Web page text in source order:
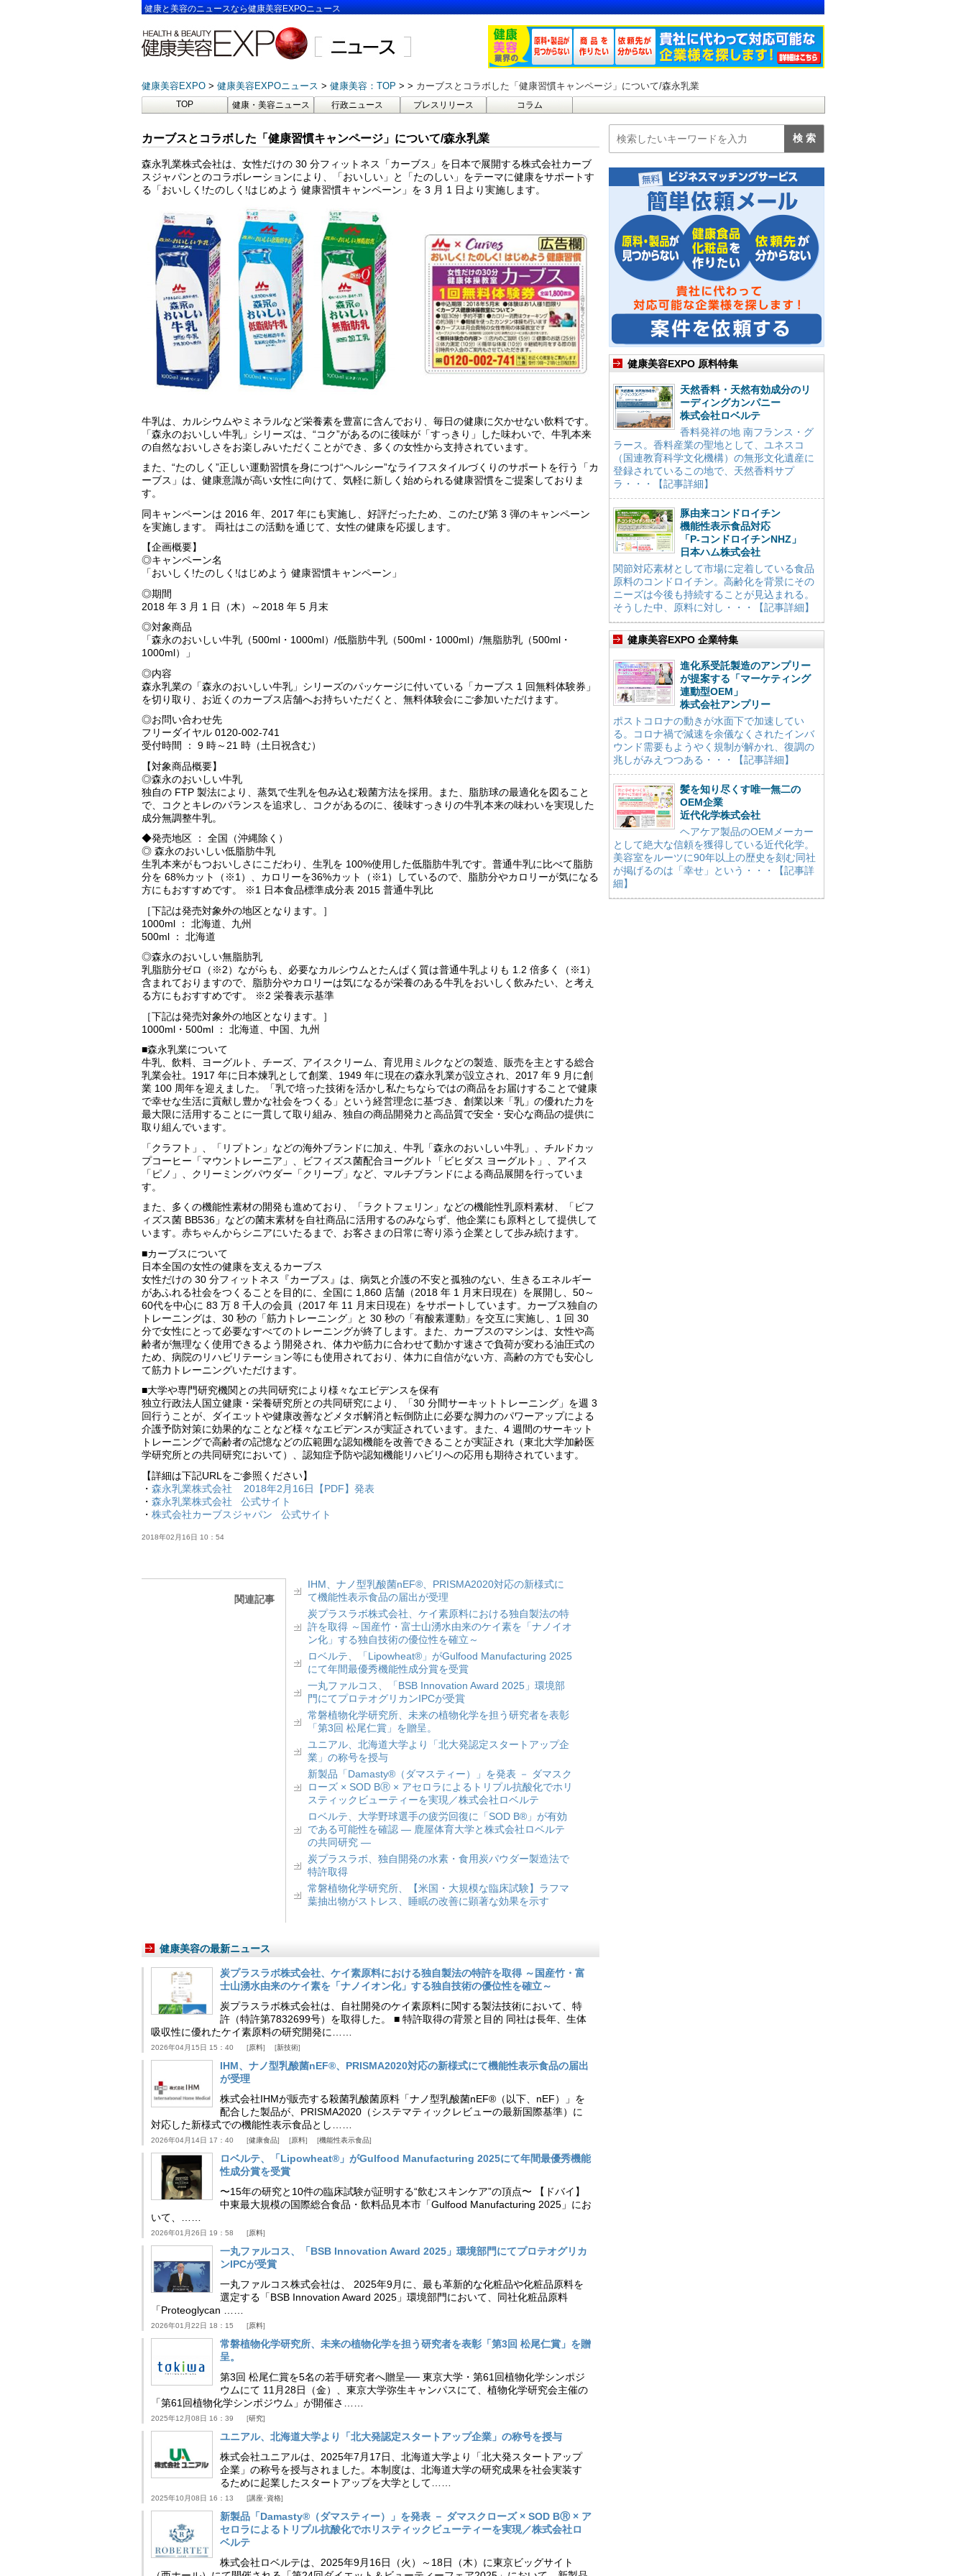
健康と美容のニュースなら健康美容EXPOニュース
健康美容EXPO 健康美容EXPOニュース 健康美容：TOP カーブスとコラボした「健康習慣キャンページ」について/森永乳業
TOP 健康・美容ニュース 行政ニュース プレスリリース コラム
カーブスとコラボした「健康習慣キャンページ」について/森永乳業
森永乳業株式会社は、女性だけの 30 分フィットネス「カーブス」を日本で展開する株式会社カーブ
スジャパンとのコラボレーションにより、「おいしい」と「たのしい」をテーマに健康をサポートす
る「おいしく!たのしく!はじめよう 健康習慣キャンペーン」を 3 月 1 日より実施します。
牛乳は、カルシウムやミネラルなど栄養素を豊富に含んでおり、毎日の健康に欠かせない飲料です。
「森永のおいしい牛乳」シリーズは、“コク”があるのに後味が「すっきり」した味わいで、牛乳本来
の自然なおいしさをお楽しみいただくことができ、多くの女性から支持されています。
また、“たのしく”正しい運動習慣を身につけ“ヘルシー”なライフスタイルづくりのサポートを行う「カ
ーブス」は、健康意識が高い女性に向けて、気軽に新しく始められる健康習慣をご提案しておりま
す。
同キャンペーンは 2016 年、2017 年にも実施し、好評だったため、このたび第 3 弾のキャンペーン
を実施します。 両社はこの活動を通じて、女性の健康を応援します。
【企画概要】
◎キャンペーン名
「おいしく!たのしく!はじめよう 健康習慣キャンペーン」
◎期間
2018 年 3 月 1 日（木）～2018 年 5 月末
◎対象商品
「森永のおいしい牛乳（500ml・1000ml）/低脂肪牛乳（500ml・1000ml）/無脂肪乳（500ml・
1000ml）」
◎内容
森永乳業の「森永のおいしい牛乳」シリーズのパッケージに付いている「カーブス 1 回無料体験券」
を切り取り、お近くのカーブス店舗へお持ちいただくと、無料体験会にご参加いただけます。
◎お問い合わせ先
フリーダイヤル 0120-002-741
受付時間 ： 9 時～21 時（土日祝含む）
【対象商品概要】
◎森永のおいしい牛乳
独自の FTP 製法により、蒸気で生乳を包み込む殺菌方法を採用。また、脂肪球の最適化を図ること
で、コクとキレのバランスを追求し、コクがあるのに、後味すっきりの牛乳本来の味わいを実現した
成分無調整牛乳。
◆発売地区 ： 全国（沖縄除く）
◎ 森永のおいしい低脂肪牛乳
生乳本来がもつおいしさにこだわり、生乳を 100%使用した低脂肪牛乳です。普通牛乳に比べて脂肪
分を 68%カット（※1）、カロリーを36%カット（※1）しているので、脂肪分やカロリーが気になる
方にもおすすめです。 ※1 日本食品標準成分表 2015 普通牛乳比
［下記は発売対象外の地区となります。］
1000ml ： 北海道、九州
500ml ： 北海道
◎森永のおいしい無脂肪乳
乳脂肪分ゼロ（※2）ながらも、必要なカルシウムとたんぱく質は普通牛乳よりも 1.2 倍多く（※1）
含まれておりますので、脂肪分やカロリーは気になるが栄養のある牛乳をおいしく飲みたい、と考え
る方にもおすすめです。 ※2 栄養表示基準
［下記は発売対象外の地区となります。］
1000ml・500ml ： 北海道、中国、九州
■森永乳業について
牛乳、飲料、ヨーグルト、チーズ、アイスクリーム、育児用ミルクなどの製造、販売を主とする総合
乳業会社。1917 年に日本煉乳として創業、1949 年に現在の森永乳業が設立され、2017 年 9 月に創
業 100 周年を迎えました。「乳で培った技術を活かし私たちならではの商品をお届けすることで健康
で幸せな生活に貢献し豊かな社会をつくる」という経営理念に基づき、創業以来「乳」の優れた力を
最大限に活用することに一貫して取り組み、独自の商品開発力と高品質で安全・安心な商品の提供に
取り組んでいます。
「クラフト」、「リプトン」などの海外ブランドに加え、牛乳「森永のおいしい牛乳」、チルドカッ
プコーヒー「マウントレーニア」、ビフィズス菌配合ヨーグルト「ビヒダス ヨーグルト」、アイス
「ピノ」、クリーミングパウダー「クリープ」など、マルチブランドによる商品展開を行っていま
す。
また、多くの機能性素材の開発も進めており、「ラクトフェリン」などの機能性乳原料素材、「ビフ
ィズス菌 BB536」などの菌末素材を自社商品に活用するのみならず、他企業にも原料として提供して
います。赤ちゃんからシニアにいたるまで、お客さまの日常に寄り添う企業として歩み続けます。
■カーブスについて
日本全国の女性の健康を支えるカーブス
女性だけの 30 分フィットネス『カーブス』は、病気と介護の不安と孤独のない、生きるエネルギー
があふれる社会をつくることを目的に、全国に 1,860 店舗（2018 年 1 月末日現在）を展開し、50～
60代を中心に 83 万 8 千人の会員（2017 年 11 月末日現在）をサポートしています。カーブス独自の
トレーニングは、30 秒の「筋力トレーニング」と 30 秒の「有酸素運動」を交互に実施し、1 回 30
分で女性にとって必要なすべてのトレーニングが終了します。また、カーブスのマシンは、女性や高
齢者が無理なく使用できるよう開発され、体力や筋力に合わせて動かす速さで負荷が変わる油圧式の
ため、病院のリハビリテーション等にも使用されており、体力に自信がない方、高齢の方でも安心し
て筋力トレーニングいただけます。
■大学や専門研究機関との共同研究により様々なエビデンスを保有
独立行政法人国立健康・栄養研究所との共同研究により、「30 分間サーキットトレーニング」を週 3
回行うことが、ダイエットや健康改善などメタボ解消と転倒防止に必要な脚力のパワーアップによる
介護予防対策に効果的なことなど様々なエビデンスが実証されています。また、4 週間のサーキット
トレーニングで高齢者の記憶などの広範囲な認知機能を改善できることが実証され（東北大学加齢医
学研究所との共同研究において）、認知症予防や認知機能リハビリへの応用も期待されています。
【詳細は下記URLをご参照ください】
・ 森永乳業株式会社 2018年2月16日【PDF】発表
・ 森永乳業株式会社 公式サイト
・ 株式会社カーブスジャパン 公式サイト
2018年02月16日 10：54
関連記事
IHM、ナノ型乳酸菌nEF®、PRISMA2020対応の新様式に
て機能性表示食品の届出が受理
炭プラスラボ株式会社、ケイ素原料における独自製法の特
許を取得 ～国産竹・富士山湧水由来のケイ素を「ナノイオ
ン化」する独自技術の優位性を確立～
ロベルテ、「Lipowheat®」がGulfood Manufacturing 2025
にて年間最優秀機能性成分賞を受賞
一丸ファルコス、「BSB Innovation Award 2025」環境部
門にてプロテオグリカンIPCが受賞
常磐植物化学研究所、未来の植物化学を担う研究者を表彰
「第3回 松尾仁賞」を贈呈。
ユニアル、北海道大学より「北大発認定スタートアップ企
業」の称号を授与
新製品「Damasty®（ダマスティー）」を発表 － ダマスク
ローズ × SOD BⓇ × アセロラによるトリプル抗酸化でホリ
スティックビューティーを実現／株式会社ロベルテ
ロベルテ、大学野球選手の疲労回復に「SOD B®」が有効
である可能性を確認 ― 鹿屋体育大学と株式会社ロベルテ
の共同研究 ―
炭プラスラボ、独自開発の水素・食用炭パウダー製造法で
特許取得
常磐植物化学研究所、【米国・大規模な臨床試験】ラフマ
葉抽出物がストレス、睡眠の改善に顕著な効果を示す
健康美容の最新ニュース
炭プラスラボ株式会社、ケイ素原料における独自製法の特許を取得 ～国産竹・富
士山湧水由来のケイ素を「ナノイオン化」する独自技術の優位性を確立～
炭プラスラボ株式会社は、自社開発のケイ素原料に関する製法技術において、特
許（特許第7832699号）を取得した。 ■ 特許取得の背景と目的 同社は長年、生体
吸収性に優れたケイ素原料の研究開発に……
2026年04月15日 15：40 原料 新技術
IHM、ナノ型乳酸菌nEF®、PRISMA2020対応の新様式にて機能性表示食品の届出
が受理
株式会社IHMが販売する殺菌乳酸菌原料「ナノ型乳酸菌nEF®（以下、nEF）」を
配合した製品が、PRISMA2020（システマティックレビューの最新国際基準）に
対応した新様式での機能性表示食品とし……
2026年04月14日 17：40 健康食品 原料 機能性表示食品
ロベルテ、「Lipowheat®」がGulfood Manufacturing 2025にて年間最優秀機能
性成分賞を受賞
〜15年の研究と10件の臨床試験が証明する“飲むスキンケア”の頂点〜 【ドバイ】
中東最大規模の国際総合食品・飲料品見本市「Gulfood Manufacturing 2025」にお
いて、……
2026年01月26日 19：58 原料
一丸ファルコス、「BSB Innovation Award 2025」環境部門にてプロテオグリカ
ンIPCが受賞
一丸ファルコス株式会社は、 2025年9月に、最も革新的な化粧品や化粧品原料を
選定する「BSB Innovation Award 2025」環境部門において、同社化粧品原料
「Proteoglycan ……
2026年01月22日 18：15 原料
常磐植物化学研究所、未来の植物化学を担う研究者を表彰「第3回 松尾仁賞」を贈
呈。
第3回 松尾仁賞を5名の若手研究者へ贈呈── 東京大学・第61回植物化学シンポジ
ウムにて 11月28日（金）、東京大学弥生キャンパスにて、植物化学研究会主催の
「第61回植物化学シンポジウム」が開催さ……
2025年12月08日 16：39 研究
ユニアル、北海道大学より「北大発認定スタートアップ企業」の称号を授与
株式会社ユニアルは、2025年7月17日、北海道大学より「北大発スタートアップ
企業」の称号を授与されました。本制度は、北海道大学の研究成果を社会実装す
るために起業したスタートアップを大学として……
2025年10月08日 16：13 講座･資格
新製品「Damasty®（ダマスティー）」を発表 － ダマスクローズ × SOD BⓇ × ア
セロラによるトリプル抗酸化でホリスティックビューティーを実現／株式会社ロ
ベルテ
株式会社ロベルテは、2025年9月16日（火）～18日（木）に東京ビッグサイト
健康美容EXPO 原料特集
天然香料・天然有効成分のリ
ーディングカンパニー
株式会社ロベルテ
香料発祥の地 南フランス・グ
ラース。香料産業の聖地として、ユネスコ
（国連教育科学文化機構）の無形文化遺産に
登録されているこの地で、天然香料サプ
ラ・・・【記事詳細】
豚由来コンドロイチン
機能性表示食品対応
「P-コンドロイチンNHZ」
日本ハム株式会社
関節対応素材として市場に定着している食品
原料のコンドロイチン。高齢化を背景にその
ニーズは今後も持続することが見込まれる。
そうした中、原料に対し・・・【記事詳細】
健康美容EXPO 企業特集
進化系受託製造のアンプリー
が提案する「マーケティング
連動型OEM」
株式会社アンプリー
ポストコロナの動きが水面下で加速してい
る。コロナ禍で減速を余儀なくされたインバ
ウンド需要もようやく規制が解かれ、復調の
兆しがみえつつある・・・【記事詳細】
髪を知り尽くす唯一無二の
OEM企業
近代化学株式会社
ヘアケア製品のOEMメーカー
として絶大な信頼を獲得している近代化学。
美容室をルーツに90年以上の歴史を刻む同社
が掲げるのは「幸せ」という・・・【記事詳
細】